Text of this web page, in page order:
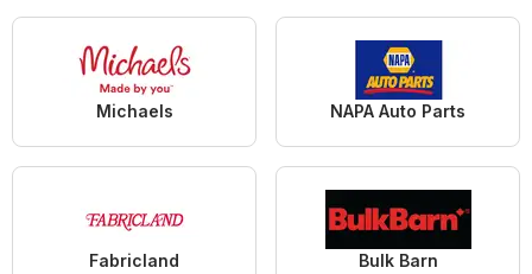
Michaels NAPA Auto Parts
Fabricland Bulk Barn